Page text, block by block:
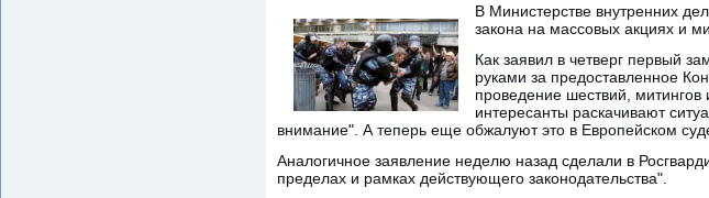
В Министерстве внутренних
закона на массовых акциях и
Как заявил в четверг первый
руками за предоставленное
проведение шествий,
интересанты раскачивают
внимание". А теперь еще обжалуют это в Европейском
Аналогичное заявление неделю назад сделали в
пределах и рамках действующего законодательства".